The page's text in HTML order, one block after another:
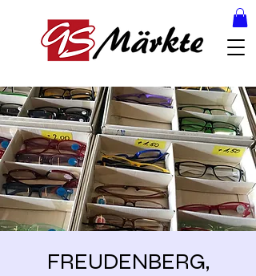
FREUDENBERG,